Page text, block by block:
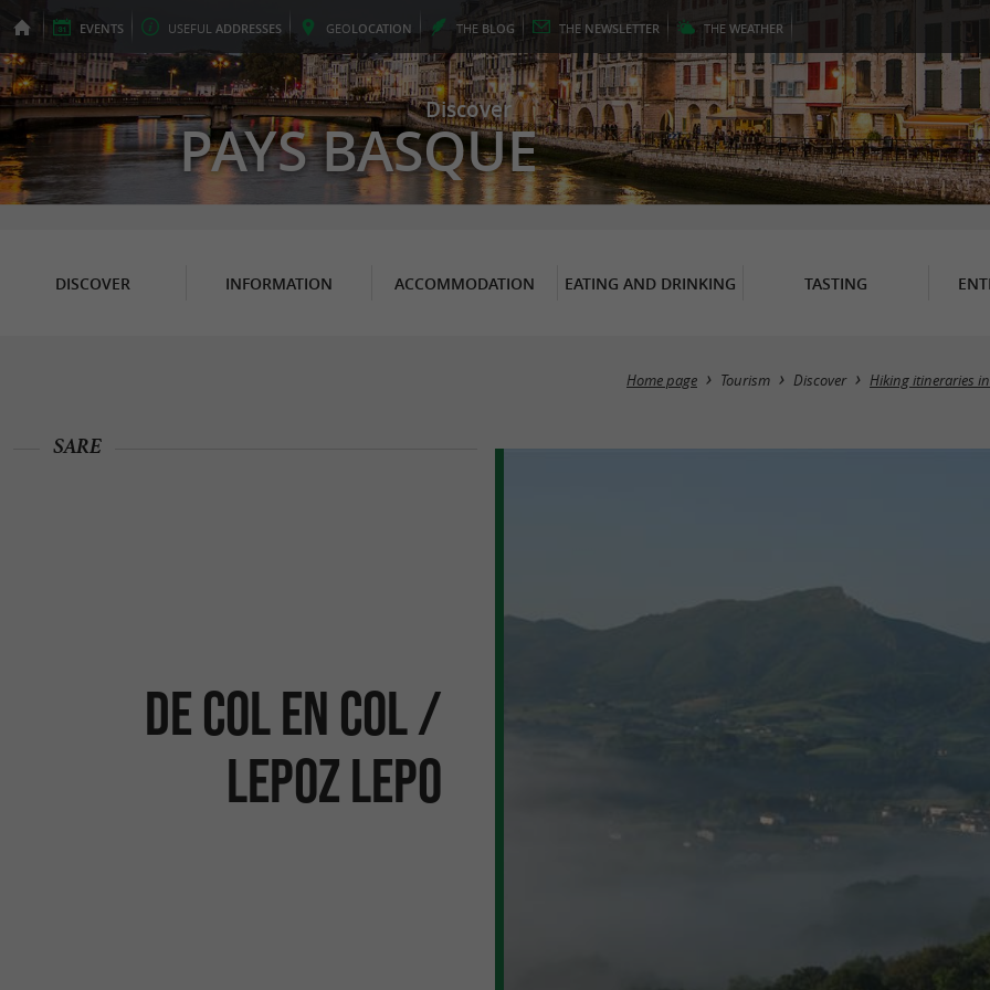
EVENTS USEFUL ADDRESSES GEOLOCATION THE BLOG THE NEWSLETTER THE WEATHER
Discover
PAYS BASQUE
DISCOVER INFORMATION ACCOMMODATION EATING AND DRINKING TASTING
Home page Tourism Discover Hiking itineraries
De col en col /
Lepoz Lepo
SARE